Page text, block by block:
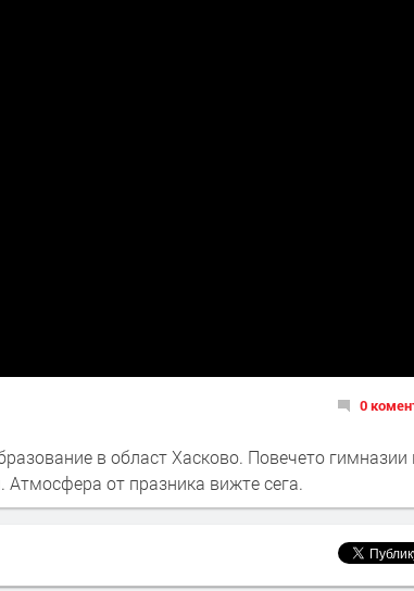
0
в област Хасково. Повечето гимназии
Атмосфера от празника вижте сега.